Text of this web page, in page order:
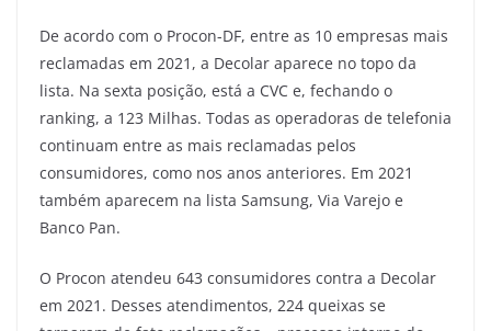
De acordo com o Procon-DF, entre as 10 empresas mais
reclamadas em 2021, a Decolar aparece no topo da
lista. Na sexta posição, está a CVC e, fechando o
ranking, a 123 Milhas. Todas as operadoras de telefonia
continuam entre as mais reclamadas pelos
consumidores, como nos anos anteriores. Em 2021
também aparecem na lista Samsung, Via Varejo e
Banco Pan.
O Procon atendeu 643 consumidores contra a Decolar
em 2021. Desses atendimentos, 224 queixas se